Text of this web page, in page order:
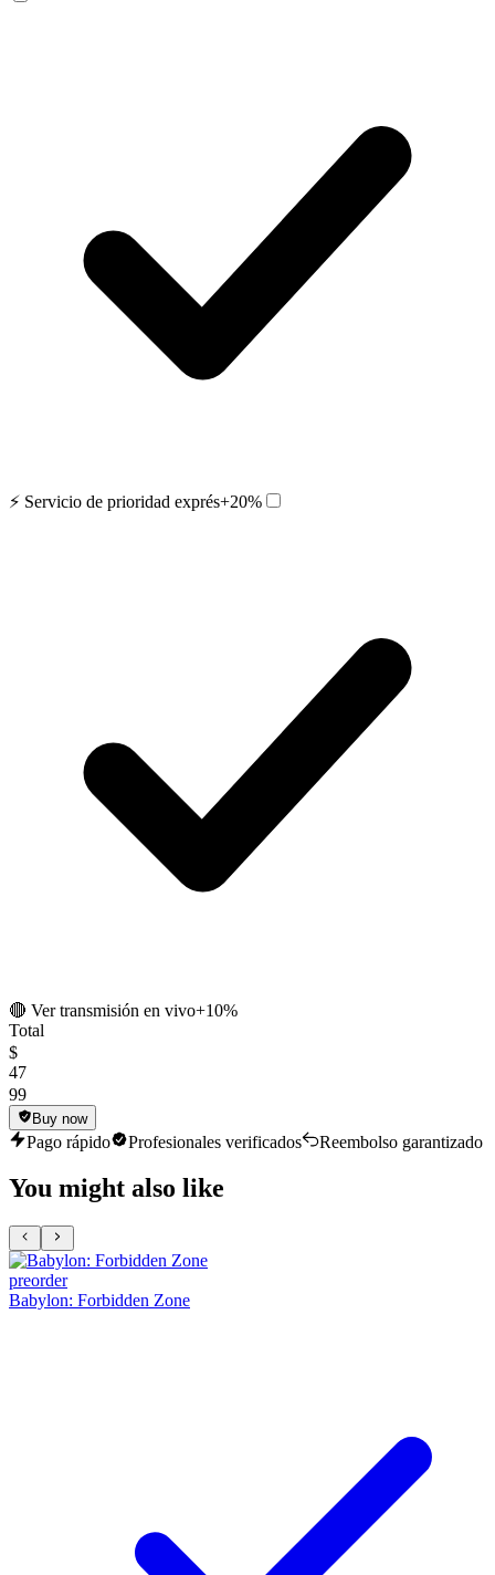
⚡ Servicio de prioridad exprés+20%
🔴 Ver transmisión en vivo+10%
Total
$
47
99
Buy now
Pago rápido Profesionales verificados Reembolso garantizado
You might also like
preorder
Babylon: Forbidden Zone